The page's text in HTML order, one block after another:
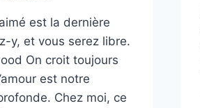
est la dernière
y, et vous serez libre.
On croit toujours
est notre
Chez moi, ce